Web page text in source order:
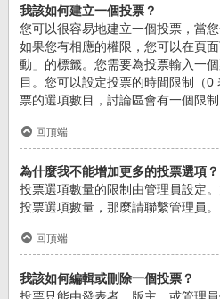
我該如何建立一個投票？
您可以很容易地建立一個投票，當
如果您有相應的權限，您可以在頁
動」的標籤。您需要為投票輸入一
目。您可以設定投票的時間限制（
票的選項數目，討論區會有一個限
回頂端
為什麼我不能增加更多的投票選項？
投票選項數量的限制由管理員設定
投票選項數量，那麼請聯繫管理員。
回頂端
我該如何編輯或刪除一個投票？
投票只能由發表者，版主，或管理